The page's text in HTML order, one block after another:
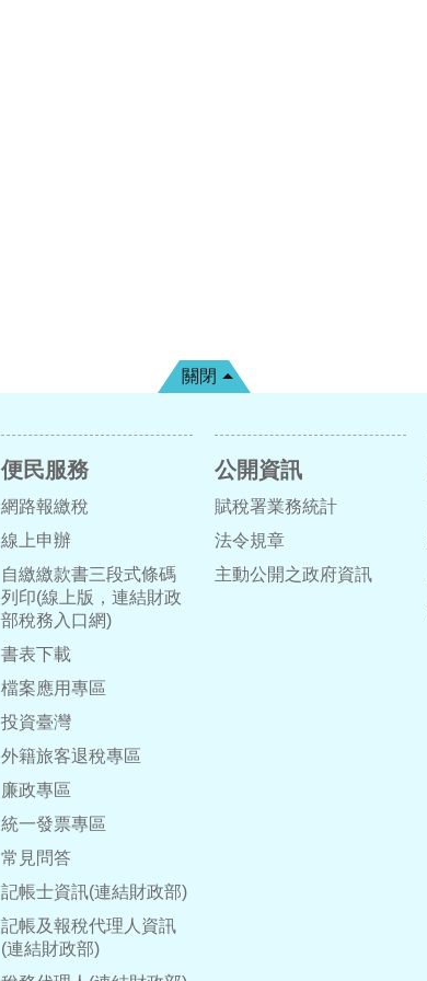
關閉
便民服務
網路報繳稅
線上申辦
自繳繳款書三段式條碼
列印(線上版，連結財政
部稅務入口網)
書表下載
檔案應用專區
投資臺灣
外籍旅客退稅專區
廉政專區
統一發票專區
常見問答
記帳士資訊(連結財政部)
記帳及報稅代理人資訊
(連結財政部)
公開資訊
賦稅署業務統計
法令規章
主動公開之政府資訊